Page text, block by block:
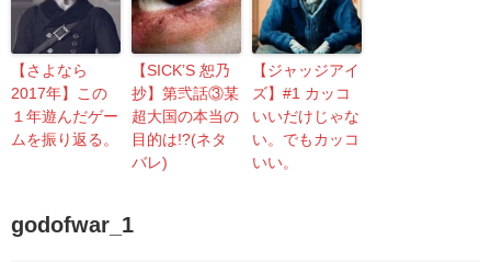
【さよなら
2017年】この
１年遊んだゲー
ムを振り返る。
【SICK’S 恕乃
抄】第弐話③某
超大国の本当の
目的は!?(ネタ
バレ)
【ジャッジアイ
ズ】#1 カッコ
いいだけじゃな
い。でもカッコ
いい。
godofwar_1